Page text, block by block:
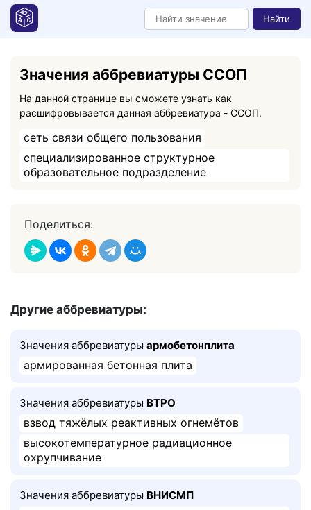
Найти
Значения аббревиатуры ССОП
На данной странице вы сможете узнать как
расшифровывается данная аббревиатура - ССОП.
сеть связи общего пользования
специализированное структурное
образовательное подразделение
Поделиться:
Другие аббревиатуры:
Значения аббревиатуры армобетонплита
армированная бетонная плита
Значения аббревиатуры ВТРО
взвод тяжёлых реактивных огнемётов
высокотемпературное радиационное
охрупчивание
Значения аббревиатуры ВНИСМП